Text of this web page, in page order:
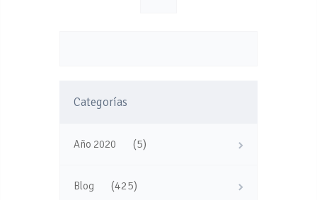
Categorías
Año 2020 (5)
Blog (425)